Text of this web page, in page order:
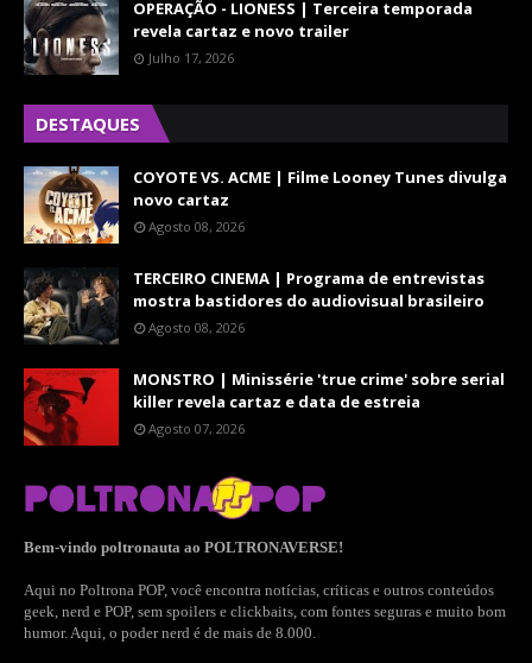
OPERAÇÃO - LIONESS | Terceira temporada
revela cartaz e novo trailer
Julho 17, 2026
DESTAQUES
COYOTE VS. ACME | Filme Looney Tunes divulga
novo cartaz
Agosto 08, 2026
TERCEIRO CINEMA | Programa de entrevistas
mostra bastidores do audiovisual brasileiro
Agosto 08, 2026
MONSTRO | Minissérie 'true crime' sobre serial
killer revela cartaz e data de estreia
Agosto 07, 2026
Bem-vindo poltronauta ao POLTRONAVERSE!
Aqui no Poltrona POP, você encontra notícias, críticas e outros conteúdos
geek, nerd e POP, sem spoilers e clickbaits, com fontes seguras e muito bom
humor. Aqui, o poder nerd é de mais de 8.000.